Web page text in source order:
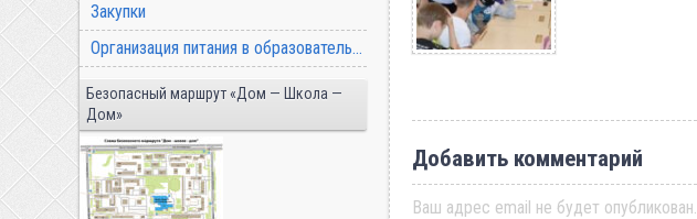
Закупки
Организация питания в образовательной организации
Безопасный маршрут «Дом — Школа —
Дом»
Добавить комментарий
Ваш адрес email не будет опубликован.